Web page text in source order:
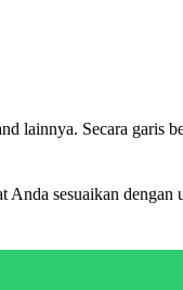
lainnya. Secara garis
sesuaikan